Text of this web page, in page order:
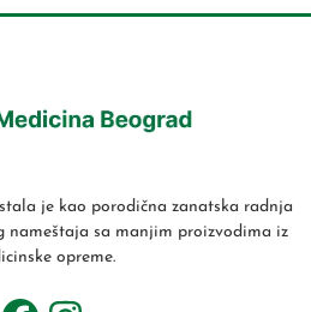
je kao porodična zanatska radnja
nameštaja sa manjim proizvodima iz
opreme.